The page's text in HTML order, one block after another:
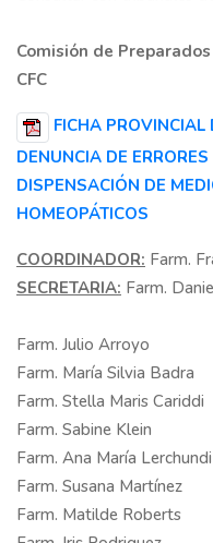
Comisión de
CFC
FICHA PROVINCIAL
DENUNCIA DE
DISPENSACIÓN DE
HOMEOPÁTICOS
COORDINADOR: Farm.
SECRETARIA: Farm.
Farm. Julio Arroyo
Farm. María Silvia Badra
Farm. Stella Maris Cariddi
Farm. Sabine Klein
Farm. Ana María Lerchundi
Farm. Susana Martínez
Farm. Matilde Roberts